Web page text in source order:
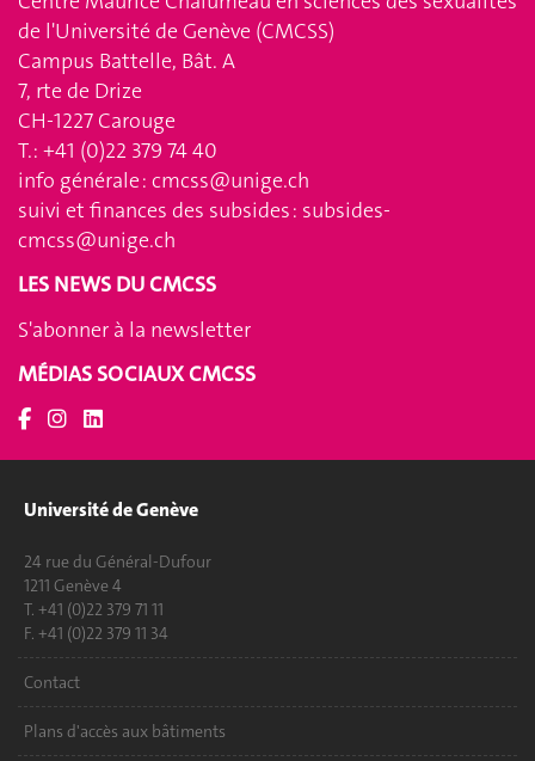
de l'Université de Genève (CMCSS)
Campus Battelle, Bât. A
7, rte de Drize
CH-1227 Carouge
T.: +41 (0)22 379 74 40
info générale : cmcss@unige.ch
suivi et finances des subsides : subsides-
cmcss@unige.ch
LES NEWS DU CMCSS
S'abonner à la newsletter
MÉDIAS SOCIAUX CMCSS
Université de Genève
24 rue du Général-Dufour
1211 Genève 4
T. +41 (0)22 379 71 11
F. +41 (0)22 379 11 34
Contact
Plans d'accès aux bâtiments